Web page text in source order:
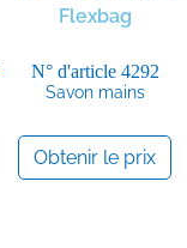
Flexbag
N° d'article 4292
Savon mains
Obtenir le prix